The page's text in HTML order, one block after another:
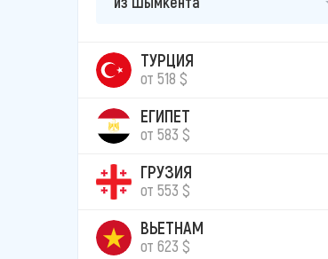
ТУРЦИЯ
от 518 $
ЕГИПЕТ
от 583 $
ГРУЗИЯ
от 553 $
ВЬЕТНАМ
от 623 $